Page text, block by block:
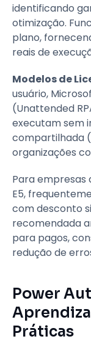
identificando
otimização.
plano,
reais de
Modelos de
usuário,
(Unattended
executam sem
compartilhada
organizações
Para empresas
E5,
com desconto
recomendada
para pagos,
redução de
Power
Práticas